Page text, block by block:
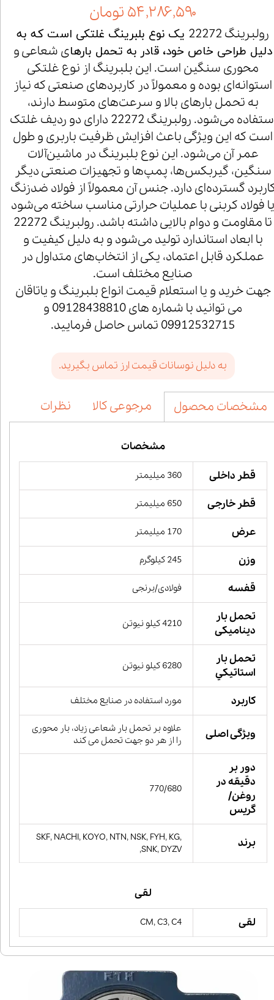
۵۴,۲۸۶,۵۹۰ تومان
رولبرینگ 22272
یک نوع بلبرینگ غلتکی است که به
دلیل طراحی خاص خود، قادر به تحمل بارهای شعاعی و
محوری سنگین است. این بلبرینگ از نوع غلتکی
استوانه‌ای بوده و معمولاً در کاربردهای صنعتی که نیاز
به تحمل بارهای بالا و سرعت‌های متوسط دارند،
استفاده می‌شود. رولبرینگ 22272 دارای دو ردیف غلتک
است که این ویژگی باعث افزایش ظرفیت باربری و طول
عمر آن می‌شود. این نوع بلبرینگ در ماشین‌آلات
سنگین، گیربکس‌ها، پمپ‌ها و تجهیزات صنعتی دیگر
گسترده‌ای دارد. جنس آن معمولاً از فولاد ضدزنگ
فولاد کربنی با عملیات حرارتی مناسب ساخته می‌شود
تا مقاومت و دوام بالایی داشته باشد. رولبرینگ 22272
با ابعاد استاندارد تولید می‌شود و به دلیل کیفیت و
عملکرد قابل اعتماد، یکی از انتخاب‌های متداول در
صنایع مختلف است.
جهت خرید و یا استعلام قیمت انواع بلبرینگ و یاتاقان
می توانید با شماره های 09128438810 و
09912532715 تماس حاصل فرمایید.
به دلیل نوسانات قیمت ارز تماس بگیرید.
مشخصات محصول مرجوعی کالا نظرات
مشخصات
قطر داخلی 360 میلیمتر
قطر خارجی 650 میلیمتر
عرض 170 میلیمتر
وزن 245 کیلوگرم
قفسه فولادی/برنجی
تحمل بار
دینامیکی
4210 کیلو نیوتن
تحمل بار
استاتيكي
6280 کیلو نیوتن
کاربرد مورد استفاده در صنایع مختلف
ویژگی اصلی
علاوه بر تحمل بار شعاعی زیاد، بار محوری
را از هر دو جهت تحمل می کند
دور بر
دقیقه در
روغن/
گریس
770/680
برند
SKF, NACHI, KOYO, NTN, NSK, FYH, KG,
SNK, DYZV,
لقی
لقی CM, C3, C4